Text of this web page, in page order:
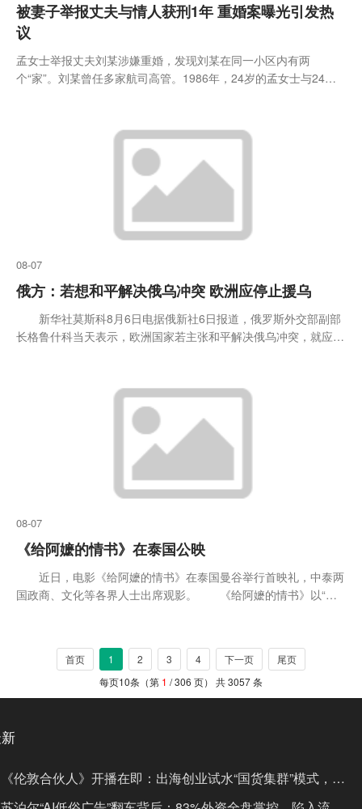
被妻子举报丈夫与情人获刑1年 重婚案曝光引发热
议
孟女士举报丈夫刘某涉嫌重婚，发现刘某在同一小区内有两
个“家”。刘某曾任多家航司高管。1986年，24岁的孟女士与24岁
08-07
俄方：若想和平解决俄乌冲突 欧洲应停止援乌
新华社莫斯科8月6日电据俄新社6日报道，俄罗斯外交部副部
长格鲁什科当天表示，欧洲国家若主张和平解决俄乌冲突，就应当
08-07
《给阿嬷的情书》在泰国公映
近日，电影《给阿嬷的情书》在泰国曼谷举行首映礼，中泰两
国政商、文化等各界人士出席观影。 《给阿嬷的情书》以“侨
首页 1 2 3 4 下一页
尾页
每页10条（第 1 / 306 页） 共 3057 条
《伦敦合伙人》开播在即：出海创业试水“国货集群”模式，带